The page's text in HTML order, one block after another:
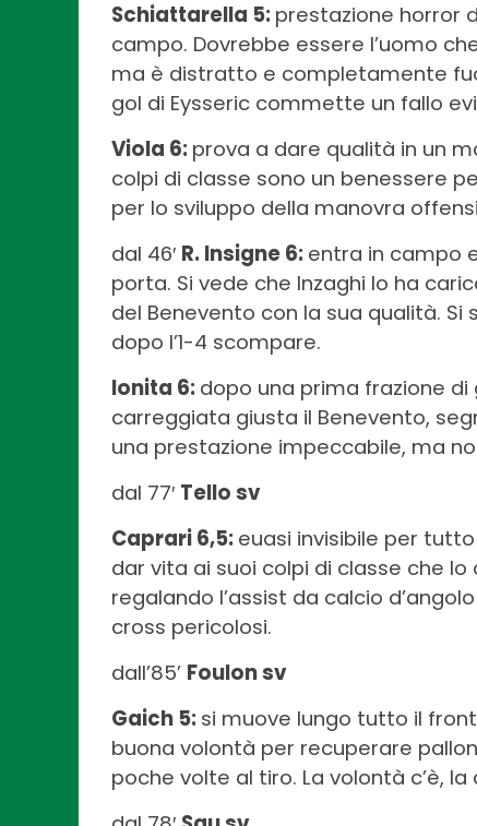
Schiattarella 5: prestazione horror
campo. Dovrebbe essere l’uomo
ma è distratto e completamente
gol di Eysseric commette un fallo
Viola 6: prova a dare qualità in un
colpi di classe sono un benessere
per lo sviluppo della manovra
dal 46′ R. Insigne 6: entra in campo
porta. Si vede che Inzaghi lo ha
del Benevento con la sua qualità.
dopo l’1-4 scompare.
Ionita 6: dopo una prima frazione
carreggiata giusta il Benevento,
una prestazione impeccabile, ma
dal 77′ Tello sv
Caprari 6,5: euasi invisibile per
dar vita ai suoi colpi di classe che
regalando l’assist da calcio
cross pericolosi.
dall’85’ Foulon sv
Gaich 5: si muove lungo tutto il
buona volontà per recuperare
poche volte al tiro. La volontà c’è,